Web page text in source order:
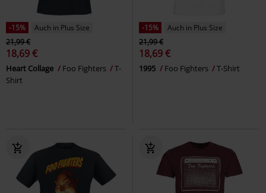
-15%
Auch in Plus Size
21,99 €
18,69 €
Heart Collage Foo Fighters
T-
Shirt
-15%
Auch in Plus Size
21,99 €
18,69 €
1995 Foo Fighters T-Shirt